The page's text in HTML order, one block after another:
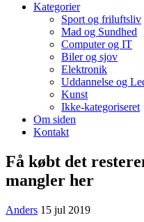
Kategorier
Sport og friluftsliv
Mad og Sundhed
Computer og IT
Biler og sjov
Elektronik
Uddannelse og
Kunst
Ikke-kategoriseret
Om siden
Kontakt
Få købt det
mangler her
Anders 15 jul 2019